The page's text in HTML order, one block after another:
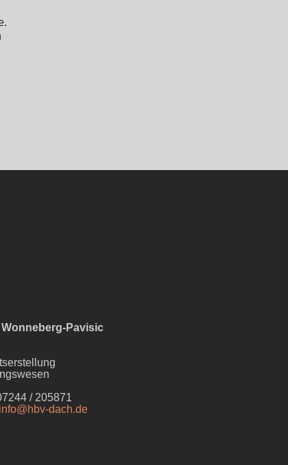
Pavisic
/ 205871
info@hbv-dach.de